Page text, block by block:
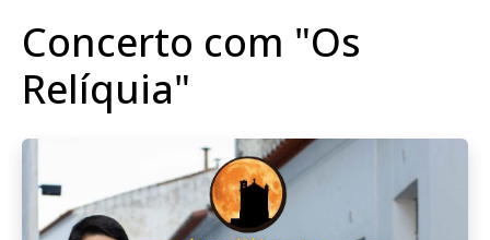
Concerto com "Os
Relíquia"